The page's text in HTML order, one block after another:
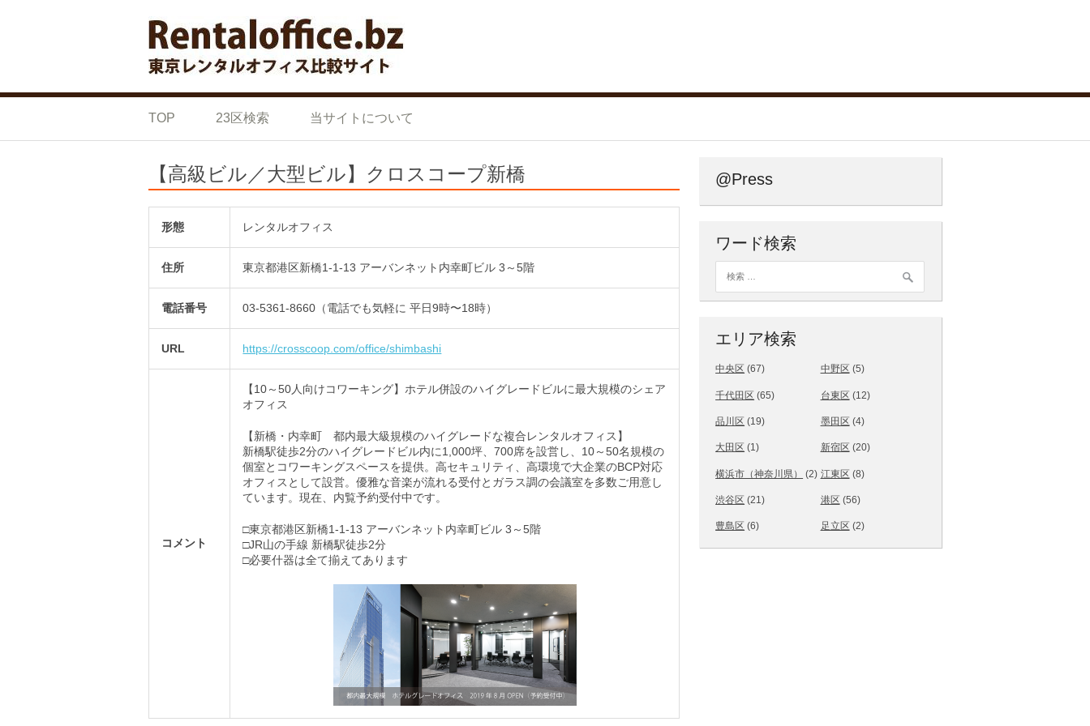
東京の格安 レンタルオフィス 比較サイト
TOP 23区検索 当サイトについて
【高級ビル／大型ビル】クロスコープ新橋
形態 レンタルオフィス
住所 東京都港区新橋1-1-13 アーバンネット内幸町ビル 3～5階
電話番号 03-5361-8660（電話でも気軽に 平日9時〜18時）
URL https://crosscoop.com/office/shimbashi
コメント
【10～50人向けコワーキング】ホテル併設のハイグレードビルに最大規模のシェア
オフィス
【新橋・内幸町 都内最大級規模のハイグレードな複合レンタルオフィス】
新橋駅徒歩2分のハイグレードビル内に1,000坪、700席を設営し、10～50名規模の
個室とコワーキングスペースを提供。高セキュリティ、高環境で大企業のBCP対応
オフィスとして設営。優雅な音楽が流れる受付とガラス調の会議室を多数ご用意し
ています。現在、内覧予約受付中です。
□東京都港区新橋1-1-13 アーバンネット内幸町ビル 3～5階
□JR山の手線 新橋駅徒歩2分
□必要什器は全て揃えてあります
@Press
ワード検索
エリア検索
中央区 (67) 中野区 (5)
千代田区 (65) 台東区 (12)
品川区 (19) 墨田区 (4)
大田区 (1) 新宿区 (20)
横浜市（神奈川県） (2) 江東区 (8)
渋谷区 (21) 港区 (56)
豊島区 (6) 足立区 (2)